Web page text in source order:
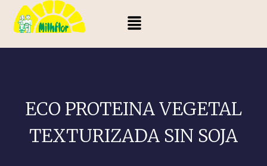
ECO PROTEINA VEGETAL
TEXTURIZADA SIN SOJA